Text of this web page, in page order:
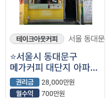
테이크아웃커피 서울 동대문구
⭐서울시 동대문구
메가커피 대단지 아파트
주거 상권 고매출
매장입니다.
권리금
28,000만원
월수익
700만원